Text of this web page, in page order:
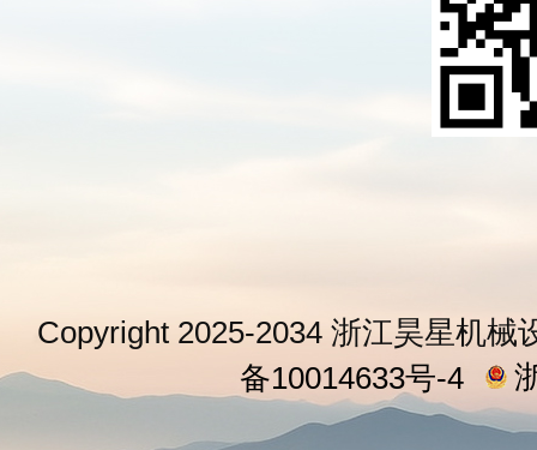
Copyright 2025-2034 浙江昊星机
备10014633号-4